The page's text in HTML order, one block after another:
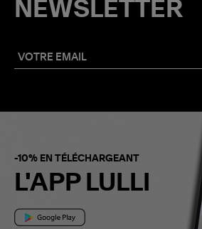
NEWSLETTER
-10% EN TÉLÉCHARGEANT
L'APP LULLI